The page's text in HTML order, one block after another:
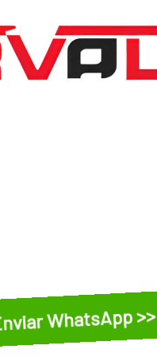
WhatsApp >>